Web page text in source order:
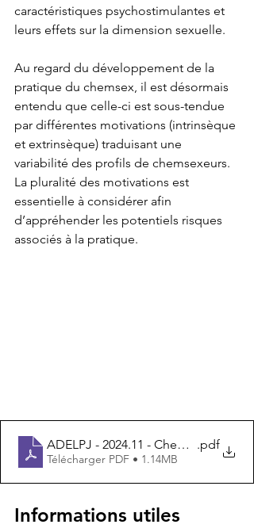
caractéristiques psychostimulantes et
leurs effets sur la dimension sexuelle.
Au regard du développement de la
pratique du chemsex, il est désormais
entendu que celle-ci est sous-tendue
par différentes motivations (intrinsèque
et extrinsèque) traduisant une
variabilité des profils de chemsexeurs.
La pluralité des motivations est
essentielle à considérer afin
d’appréhender les potentiels risques
associés à la pratique.
ADELPJ - 2024.11 - Chemsex,
.pdf
Télécharger PDF • 1.14MB
Informations utiles